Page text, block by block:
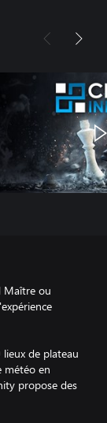
Maître ou
de plateau
météo en
propose des